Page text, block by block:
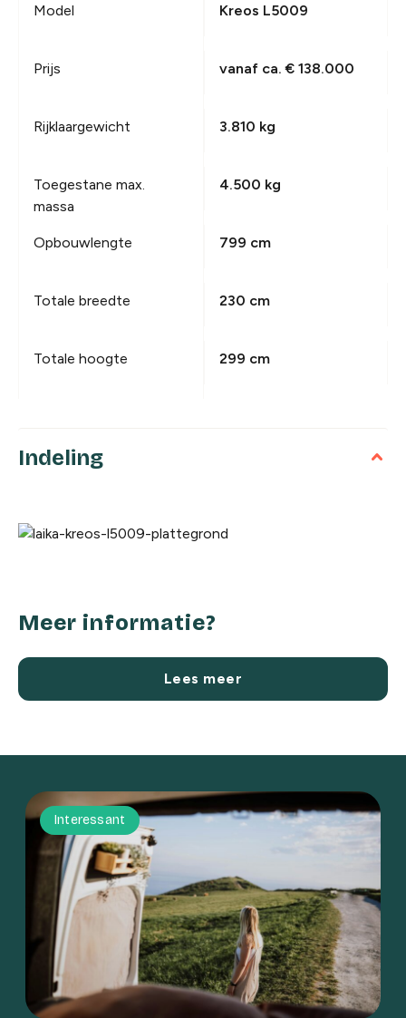
Model Kreos L5009
Prijs vanaf ca. € 138.000
Rijklaargewicht 3.810 kg
Toegestane max.
massa
4.500 kg
Opbouwlengte 799 cm
Totale breedte 230 cm
Totale hoogte 299 cm
Indeling
Meer informatie?
Lees meer
Interessant